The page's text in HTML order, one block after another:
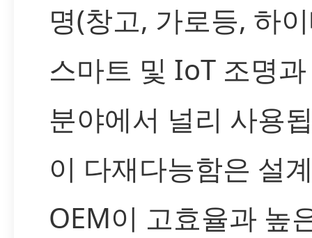
명(창고, 가로등, 하
스마트 및 IoT 조명
분야에서 널리 사용
이 다재다능함은 설
OEM이 고효율과 높